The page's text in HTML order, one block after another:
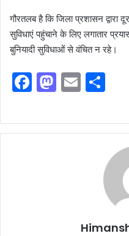
गौरतलब है कि जिला प्रशासन
सुविधाएं पहुंचाने के लिए लगातार
बुनियादी सुविधाओं से वंचित न रहे।
F
c
e
M
st
o
E
ai
l
ar
e